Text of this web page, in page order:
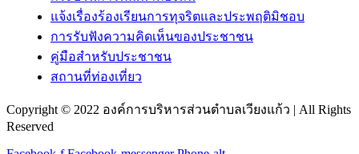
แจ้งเรื่องร้องเรียนการทุจริตและประพฤติมิชอบ
การรับฟังความคิดเห็นของประชาชน
คู่มือสำหรับประชาชน
สถานที่ท่องเที่ยว
Copyright © 2022 องค์การบริหารส่วนตำบลเวียงแก้ว | All Rights
Reserved